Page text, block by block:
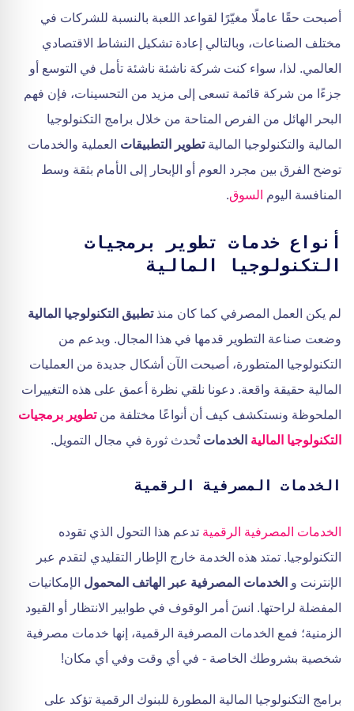
أصبحت حقًا عاملًا مغيّرًا لقواعد اللعبة بالنسبة للشركات في
مختلف الصناعات، وبالتالي إعادة تشكيل النشاط الاقتصادي
العالمي. لذا، سواء كنت شركة ناشئة ناشئة تأمل في التوسع أو
جزءًا من شركة قائمة تسعى إلى مزيد من التحسينات، فإن فهم
البحر الهائل من الفرص المتاحة من خلال برامج التكنولوجيا
المالية والتكنولوجيا الماليةتطوير التطبيقات العملية والخدمات
توضح الفرق بين مجرد العوم أو الإبحار إلى الأمام بثقة وسط
المنافسة اليوم السوق.
أنواع خدمات تطوير برمجيات
التكنولوجيا المالية
لم يكن العمل المصرفي كما كان منذتطبيق التكنولوجيا المالية
وضعت صناعة التطوير قدمها في هذا المجال. وبدعم من
التكنولوجيا المتطورة، أصبحت الآن أشكال جديدة من العمليات
المالية حقيقة واقعة. دعونا نلقي نظرة أعمق على هذه التغييرات
الملحوظة ونستكشف كيف أن أنواعًا مختلفة منتطوير برمجيات
التكنولوجيا المالية الخدمات تُحدث ثورة في مجال التمويل.
الخدمات المصرفية الرقمية
الخدمات المصرفية الرقمية تدعم هذا التحول الذي تقوده
التكنولوجيا. تمتد هذه الخدمة خارج الإطار التقليدي لتقدم عبر
الإنترنت و الخدمات المصرفية عبر الهاتف المحمول الإمكانيات
المفضلة لراحتها. انسَ أمر الوقوف في طوابير الانتظار أو القيود
الزمنية؛ فمع الخدمات المصرفية الرقمية، إنها خدمات مصرفية
شخصية بشروطك الخاصة - في أي وقت وفي أي مكان!
برامج التكنولوجيا المالية المطورة للبنوك الرقمية تؤكد على